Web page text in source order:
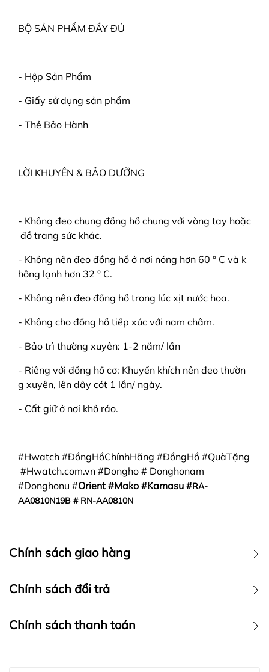
BỘ SẢN PHẨM ĐẦY ĐỦ
- Hộp Sản Phẩm
- Giấy sử dụng sản phẩm
- Thẻ Bảo Hành
LỜI KHUYÊN & BẢO DƯỠNG
- Không đeo chung đồng hồ chung với vòng tay hoặc
đồ trang sức khác.
- Không nên đeo đồng hồ ở nơi nóng hơn 60 ° C và k
hông lạnh hơn 32 ° C.
- Không nên đeo đồng hồ trong lúc xịt nước hoa.
- Không cho đồng hồ tiếp xúc với nam châm.
- Bảo trì thường xuyên: 1-2 năm/ lần
- Riêng với đồng hồ cơ: Khuyến khích nên đeo thườn
g xuyên, lên dây cót 1 lần/ ngày.
- Cất giữ ở nơi khô ráo.
#Hwatch #ĐồngHồChínhHãng #ĐồngHồ #QuàTặng
#Hwatch.com.vn #Dongho # Donghonam
#Donghonu #Orient #Mako #Kamasu #RA-
AA0810N19B # RN-AA0810N
Chính sách giao hàng
Chính sách vận chuyển
Chính sách đổi trả
Chính sách thanh toán